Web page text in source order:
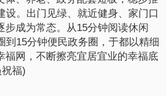
设。出门见绿、就近健身、家门口
步成为常态。从15分钟阅读休闲
到15分钟便民政务圈，于都以精细
福网，不断擦亮宜居宜业的幸福底
福)